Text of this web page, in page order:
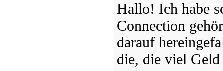
Hallo! Ich habe
Connection
darauf
die, die viel Geld